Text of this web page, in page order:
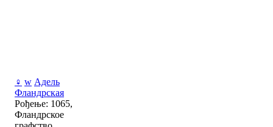
♀ w Адель
Фландрская
Рођење: 1065,
Фландрское